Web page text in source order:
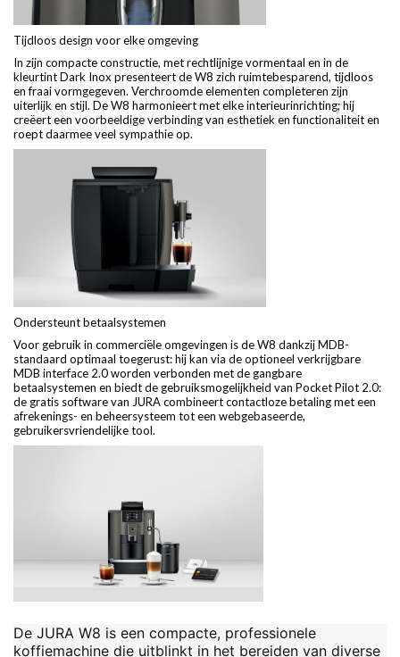
Tijdloos design voor elke omgeving
In zijn compacte constructie, met rechtlijnige vormentaal en in de
kleurtint Dark Inox presenteert de W8 zich ruimtebesparend, tijdloos
en fraai vormgegeven. Verchroomde elementen completeren zijn
uiterlijk en stijl. De W8 harmonieert met elke interieurinrichting; hij
creëert een voorbeeldige verbinding van esthetiek en functionaliteit en
roept daarmee veel sympathie op.
Ondersteunt betaalsystemen
Voor gebruik in commerciële omgevingen is de W8 dankzij MDB-
standaard optimaal toegerust: hij kan via de optioneel verkrijgbare
MDB interface 2.0 worden verbonden met de gangbare
betaalsystemen en biedt de gebruiksmogelijkheid van Pocket Pilot 2.0:
de gratis software van JURA combineert contactloze betaling met een
afrekenings- en beheersysteem tot een webgebaseerde,
gebruikersvriendelijke tool.
De JURA W8 is een compacte, professionele
koffiemachine die uitblinkt in het bereiden van diverse